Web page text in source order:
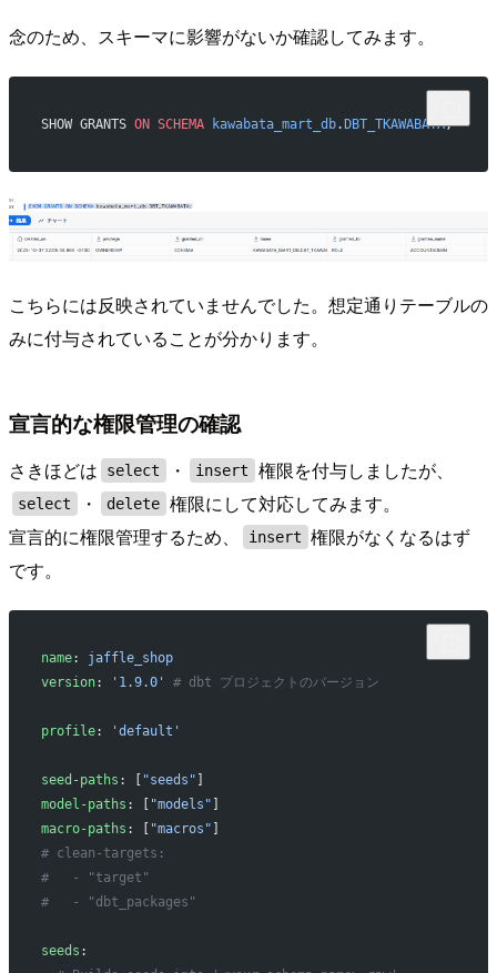
念のため、スキーマに影響がないか確認してみます。
SHOW GRANTS ON SCHEMA kawabata_mart_db.DBT_TKAWABATA;
こちらには反映されていませんでした。想定通りテーブルの
みに付与されていることが分かります。
宣言的な権限管理の確認
さきほどは select ・ insert 権限を付与しましたが、
select ・ delete 権限にして対応してみます。
宣言的に権限管理するため、
insert 権限がなくなるはず
です。
name: jaffle_shop
version: '1.9.0' # dbt プロジェクトのバージョン
profile: 'default'
seed-paths : [ "seeds" ]
model-paths : [ "models" ]
macro-paths : [ "macros" ]
# clean-targets:
#   - "target"
#   - "dbt_packages"
seeds :